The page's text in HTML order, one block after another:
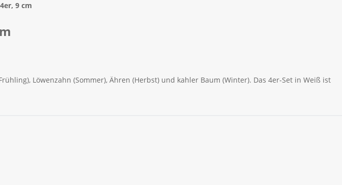
9 cm
Löwenzahn (Sommer), Ähren (Herbst) und kahler Baum (Winter). Das 4er-Set in Weiß ist